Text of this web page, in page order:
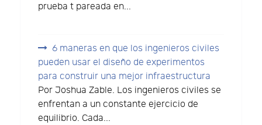
prueba t pareada en...
6 maneras en que los ingenieros civiles
pueden usar el diseño de experimentos
para construir una mejor infraestructura
Por Joshua Zable. Los ingenieros civiles se
enfrentan a un constante ejercicio de
equilibrio. Cada...